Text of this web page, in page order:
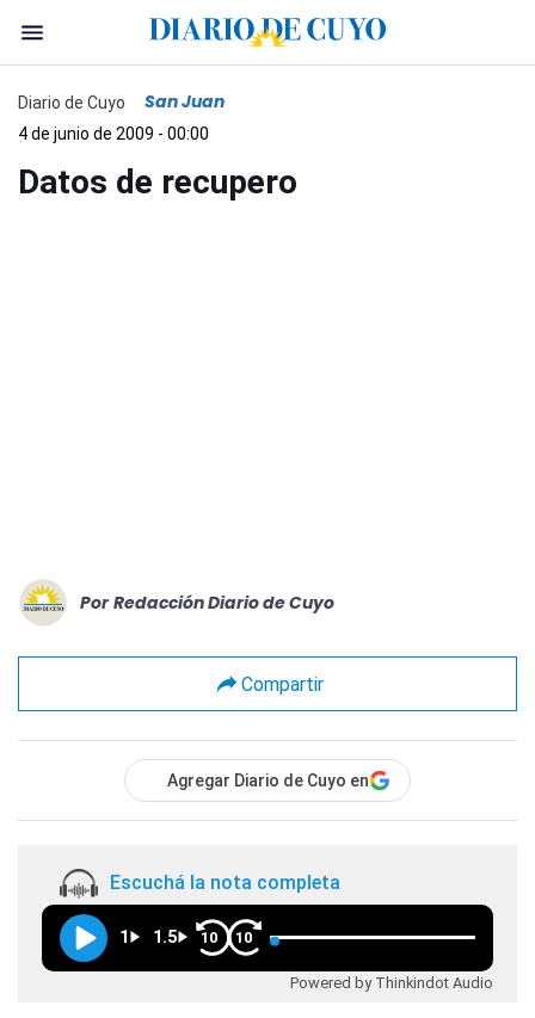
Diario de Cuyo San Juan
4 de junio de 2009 - 00:00
Datos de recupero
Por Redacción Diario de Cuyo
Compartir
Agregar Diario de Cuyo en
Escuchá la nota completa
1 1.5 10 10
Powered by Thinkindot Audio